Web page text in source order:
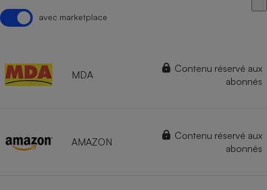
avec marketplace
MDA
Contenu réservé aux
abonnés
AMAZON
Contenu réservé aux
abonnés